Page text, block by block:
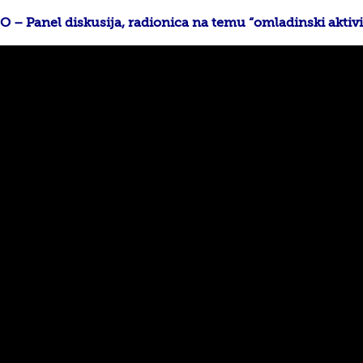
– Panel diskusija, radionica na temu “omladinski